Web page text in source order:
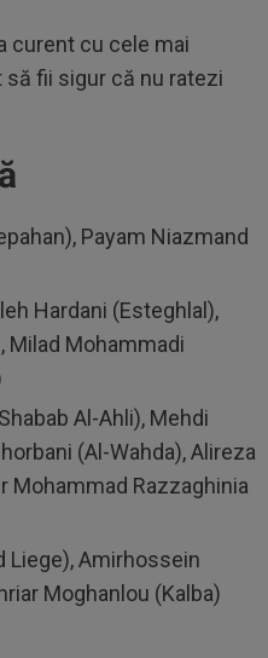
curent cu cele mai
fii sigur că nu ratezi
Payam Niazmand
Hardani (Esteghlal),
Milad Mohammadi
Al-Ahli), Mehdi
(Al-Wahda), Alireza
Mohammad Razzaghinia
Liege), Amirhossein
Moghanlou (Kalba)